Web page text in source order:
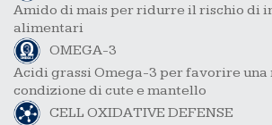
Amido di mais per ridurre il rischio di
alimentari
OMEGA-3
Acidi grassi Omega-3 per favorire
condizione di cute e mantello
CELL OXIDATIVE DEFENSE